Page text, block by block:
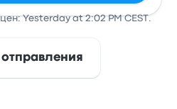
Yesterday at 2:02 PM CEST.
отправления